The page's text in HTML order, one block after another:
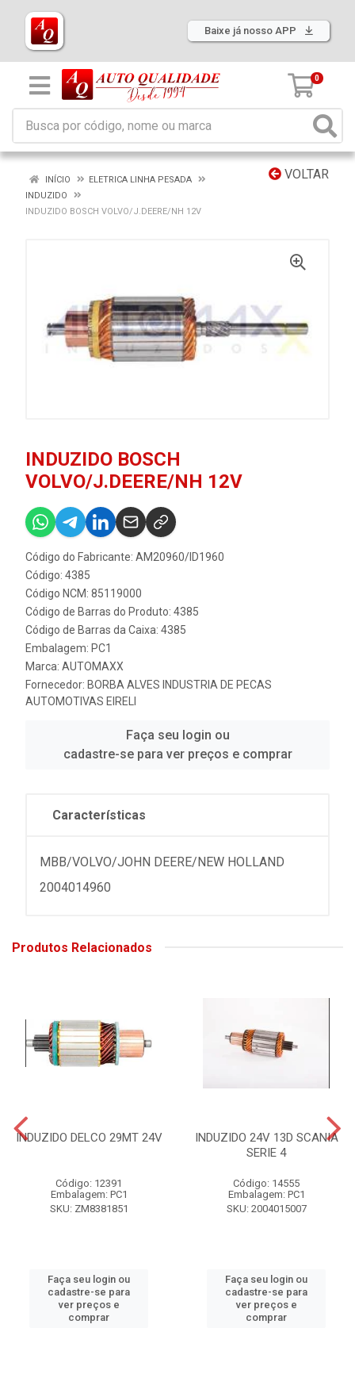
Baixe já nosso APP
0
VOLTAR
INÍCIO
ELETRICA LINHA PESADA
INDUZIDO
INDUZIDO BOSCH VOLVO/J.DEERE/NH 12V
INDUZIDO BOSCH
VOLVO/J.DEERE/NH 12V
Código do Fabricante: AM20960/ID1960
Código: 4385
Código NCM: 85119000
Código de Barras do Produto: 4385
Código de Barras da Caixa: 4385
Embalagem: PC1
Marca: AUTOMAXX
Fornecedor: BORBA ALVES INDUSTRIA DE PECAS
AUTOMOTIVAS EIRELI
Faça seu login ou
cadastre-se para ver preços e comprar
Características
MBB/VOLVO/JOHN DEERE/NEW HOLLAND
2004014960
Produtos Relacionados
INDUZIDO DELCO 29MT 24V
Código: 12391
Embalagem: PC1
SKU: ZM8381851
Faça seu login ou
cadastre-se para
ver preços e
comprar
INDUZIDO 24V 13D SCANIA
SERIE 4
Código: 14555
Embalagem: PC1
SKU: 2004015007
Faça seu login ou
cadastre-se para
ver preços e
comprar